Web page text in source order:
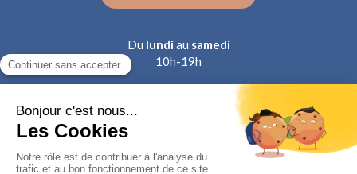
Du lundi au samedi
10h-19h
La première semaine de chaque mois à Riec-sur-Bélon.